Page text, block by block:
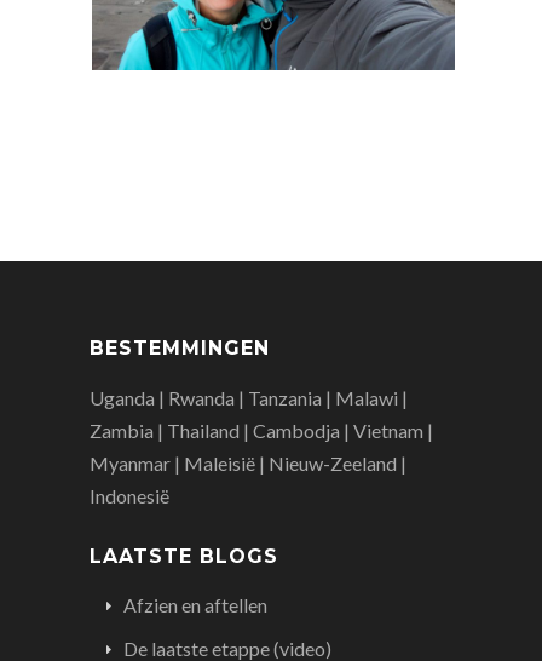
BESTEMMINGEN
Uganda | Rwanda | Tanzania | Malawi |
Zambia | Thailand | Cambodja | Vietnam |
Myanmar | Maleisië | Nieuw-Zeeland |
Indonesië
LAATSTE BLOGS
Afzien en aftellen
De laatste etappe (video)